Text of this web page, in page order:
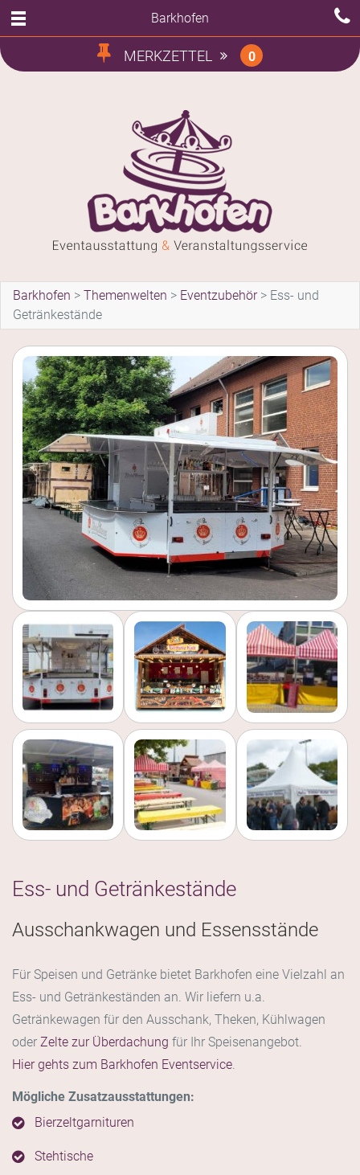
Barkhofen
MERKZETTEL 0
Barkhofen > Themenwelten > Eventzubehör> Ess- und
Getränkestände
Ess- und Getränkestände
Ausschankwagen und Essensstände
Für Speisen und Getränke bietet Barkhofen eine Vielzahl an
Ess- und Getränkeständen an. Wir liefern u.a.
Getränkewagen für den Ausschank, Theken, Kühlwagen
oder Zelte zur Überdachung für Ihr Speisenangebot.
Hier gehts zum Barkhofen Eventservice.
Mögliche Zusatzausstattungen:
Bierzeltgarnituren
Stehtische